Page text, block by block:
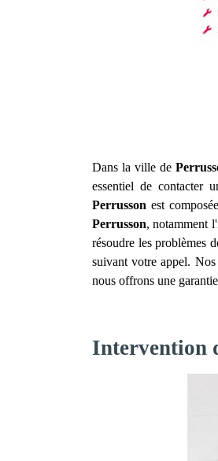
Dans la ville de
essentiel de contacter
Perrusson est
Perrusson, notamment
résoudre les problèmes
suivant votre appel.
nous offrons une
Intervention